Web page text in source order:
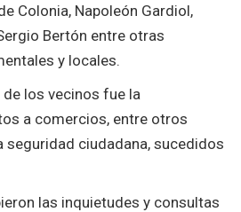
Colonia, Napoleón Gardiol,
Bertón entre otras
y locales.
los vecinos fue la
a comercios, entre otros
seguridad ciudadana, sucedidos
las inquietudes y consultas